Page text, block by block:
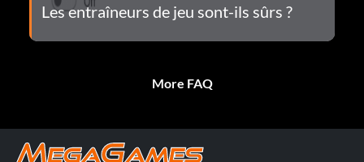
Les entraîneurs de jeu sont-ils sûrs ?
More FAQ